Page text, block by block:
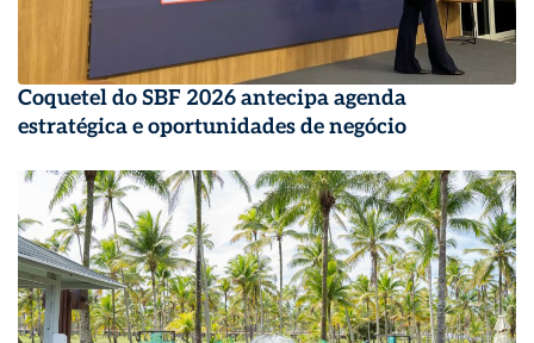
Coquetel do SBF 2026 antecipa agenda
estratégica e oportunidades de negócio